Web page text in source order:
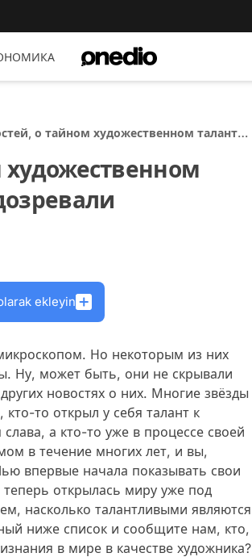
о тайном художественном таланте
ekleyin
Но некоторым из них
Ну, может быть, они не скрывали
новостях о них. Многие звёзды
то открыл у себя талант к
а кто-то уже в процессе своей
в течение многих лет, и вы,
впервые начала показывать свои
открылась миру уже под
насколько талантливыми являются
ниже список и сообщите нам, кто,
в мире в качестве художника?